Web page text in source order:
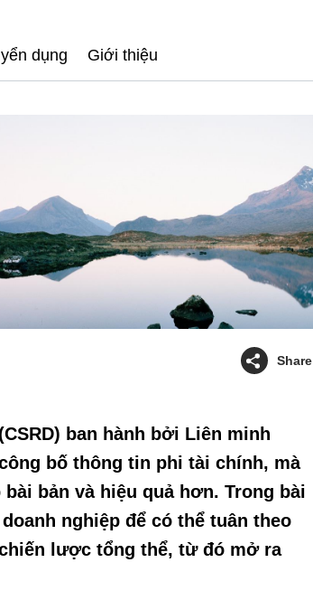
dụng Giới thiệu
Share
ban hành bởi Liên minh
bố thông tin phi tài chính, mà
bản và hiệu quả hơn. Trong bài
nghiệp để có thể tuân theo
lược tổng thể, từ đó mở ra